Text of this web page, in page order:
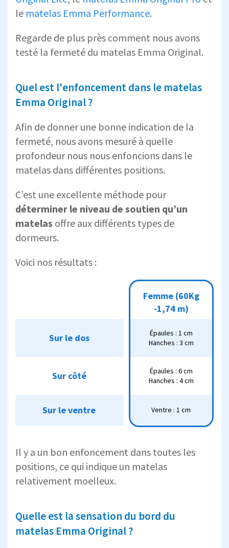
le matelas Emma Performance.
Regarde de plus près comment nous avons
testé la fermeté du matelas Emma Original.
Quel est l'enfoncement dans le matelas
Emma Original ?
Afin de donner une bonne indication de la
fermeté, nous avons mesuré à quelle
profondeur nous nous enfoncions dans le
matelas dans différentes positions.
C’est une excellente méthode pour
déterminer le niveau de soutien qu’un
matelas offre aux différents types de
dormeurs.
Voici nos résultats :
Femme (60Kg -1,74
m)
Sur le dos
Épaules : 1 cm
Hanches : 3 cm
Sur côté
Épaules : 6 cm
Hanches : 4 cm
Sur le ventre Ventre : 1 cm
Femme (60Kg
-1,74 m)
Épaules : 1 cm
Hanches : 3 cm
Épaules : 6 cm
Hanches : 4 cm
Ventre : 1 cm
Sur le dos
Sur côté
Sur le ventre
Il y a un bon enfoncement dans toutes les
positions, ce qui indique un matelas
relativement moelleux.
Quelle est la sensation du bord du
matelas Emma Original ?